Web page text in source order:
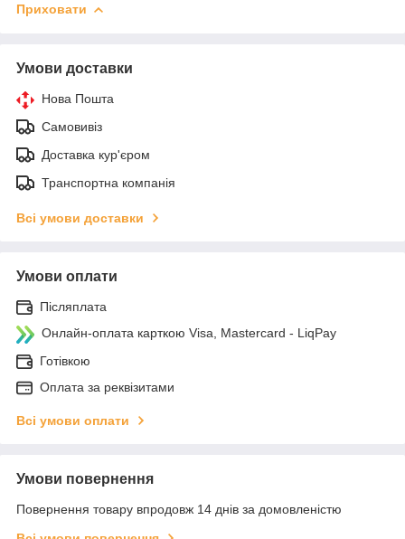
Приховати
Умови доставки
Нова Пошта
Самовивіз
Доставка кур'єром
Транспортна компанія
Всі умови доставки
Умови оплати
Післяплата
Онлайн-оплата карткою Visa, Mastercard - LiqPay
Готівкою
Оплата за реквізитами
Всі умови оплати
Умови повернення
Повернення товару впродовж 14 днів за домовленістю